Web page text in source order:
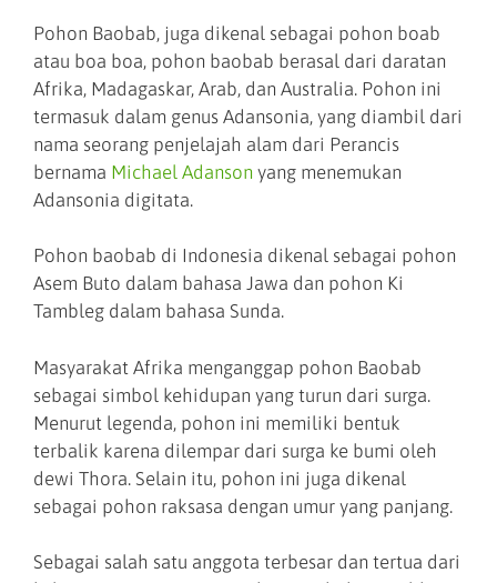
Pohon Baobab, juga dikenal sebagai pohon boab
atau boa boa, pohon baobab berasal dari daratan
Afrika, Madagaskar, Arab, dan Australia. Pohon ini
termasuk dalam genus Adansonia, yang diambil dari
nama seorang penjelajah alam dari Perancis
bernama Michael Adanson yang menemukan
Adansonia digitata.
Pohon baobab di Indonesia dikenal sebagai pohon
Asem Buto dalam bahasa Jawa dan pohon Ki
Tambleg dalam bahasa Sunda.
Masyarakat Afrika menganggap pohon Baobab
sebagai simbol kehidupan yang turun dari surga.
Menurut legenda, pohon ini memiliki bentuk
terbalik karena dilempar dari surga ke bumi oleh
dewi Thora. Selain itu, pohon ini juga dikenal
sebagai pohon raksasa dengan umur yang panjang.
Sebagai salah satu anggota terbesar dan tertua dari